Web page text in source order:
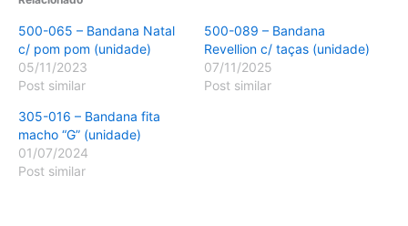
500-065 – Bandana Natal
c/ pom pom (unidade)
05/11/2023
Post similar
500-089 – Bandana
Revellion c/ taças (unidade)
07/11/2025
Post similar
305-016 – Bandana fita
macho “G” (unidade)
01/07/2024
Post similar